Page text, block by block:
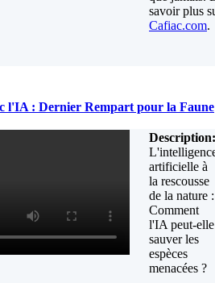
savoir plus
Cafiac.com.
l'IA : Dernier Rempart pour la Faune
Description:
artificielle à
la rescousse
de la nature :
Comment
l'IA peut-elle
sauver les
espèces
menacées ?